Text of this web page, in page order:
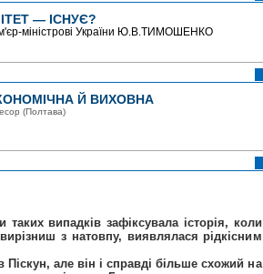
— ІСНУЄ?
міністрові України Ю.В.ТИМОШЕНКО
Й ВИХОВНА
(Полтава)
випадків зафіксувала історія, коли
з натовпу, виявлялася рідкісним
але він і справді більше схожий на